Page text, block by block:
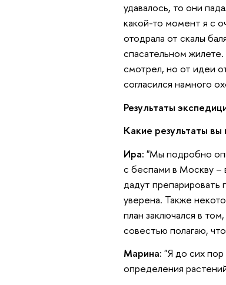
удавалось, то они
какой-то момент я с
отодрала от скалы
спасательном
смотрел, но от идеи
согласился намного
Результаты
Какие результаты
Ира: "Мы подробно
с беспами в Москву –
дадут препарировать
уверена. Также
план заключался в
совестью полагаю,
Марина: "Я до сих
определения